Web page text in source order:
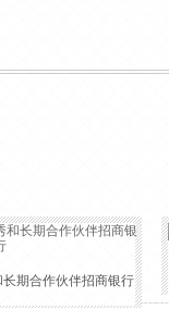
长期合作伙伴招商银行